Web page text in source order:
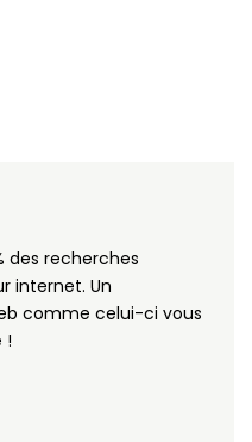
des recherches
internet. Un
comme celui-ci vous
!